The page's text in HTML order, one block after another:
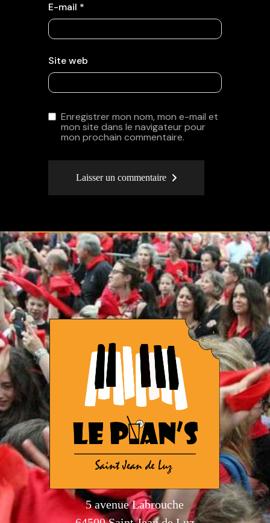
E-mail *
Site web
Enregistrer mon nom, mon e-mail et
mon site dans le navigateur pour
mon prochain commentaire.
Laisser un commentaire
5 avenue Labrouche